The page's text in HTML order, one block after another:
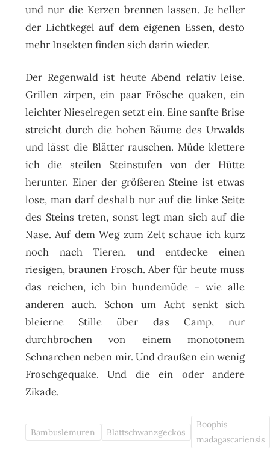
und nur die Kerzen brennen lassen. Je heller
der Lichtkegel auf dem eigenen Essen, desto
mehr Insekten finden sich darin wieder.
Der Regenwald ist heute Abend relativ leise.
Grillen zirpen, ein paar Frösche quaken, ein
leichter Nieselregen setzt ein. Eine sanfte Brise
streicht durch die hohen Bäume des Urwalds
und lässt die Blätter rauschen. Müde klettere
ich die steilen Steinstufen von der Hütte
herunter. Einer der größeren Steine ist etwas
lose, man darf deshalb nur auf die linke Seite
des Steins treten, sonst legt man sich auf die
Nase. Auf dem Weg zum Zelt schaue ich kurz
noch nach Tieren, und entdecke einen
riesigen, braunen Frosch. Aber für heute muss
das reichen, ich bin hundemüde – wie alle
anderen auch. Schon um Acht senkt sich
bleierne Stille über das Camp, nur
durchbrochen von einem monotonem
Schnarchen neben mir. Und draußen ein wenig
Froschgequake. Und die ein oder andere
Zikade.
Bambuslemuren Blattschwanzgeckos
Boophis
madagascariensis